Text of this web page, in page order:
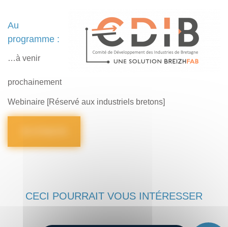
Au
programme :
…à venir
prochainement
Webinaire [Réservé aux industriels bretons]
CECI POURRAIT VOUS INTÉRESSER